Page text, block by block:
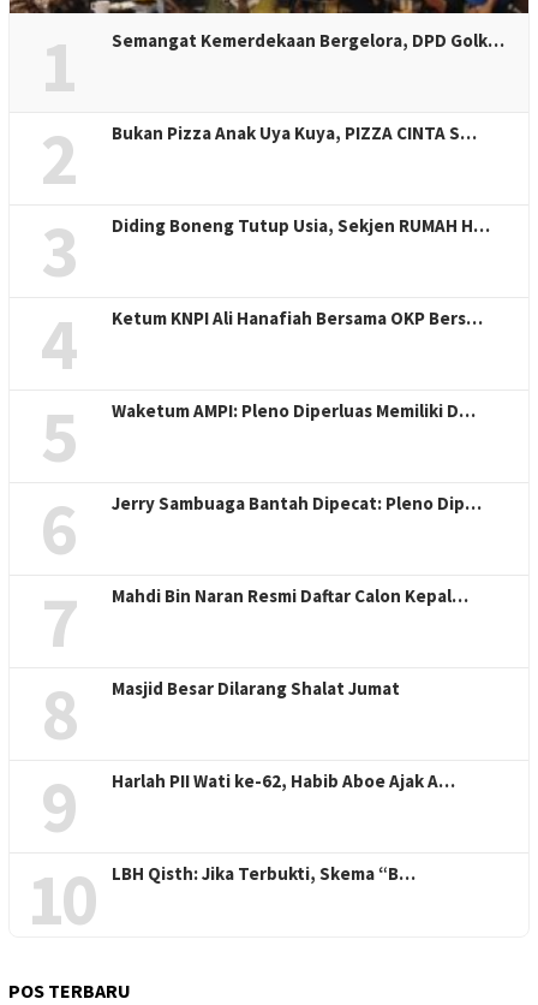
1 Semangat Kemerdekaan Bergelora, DPD Golk…
2 Bukan Pizza Anak Uya Kuya, PIZZA CINTA S…
3 Diding Boneng Tutup Usia, Sekjen RUMAH H…
4 Ketum KNPI Ali Hanafiah Bersama OKP Bers…
5 Waketum AMPI: Pleno Diperluas Memiliki D…
6 Jerry Sambuaga Bantah Dipecat: Pleno Dip…
7 Mahdi Bin Naran Resmi Daftar Calon Kepal…
8 Masjid Besar Dilarang Shalat Jumat
9 Harlah PII Wati ke-62, Habib Aboe Ajak A…
10 LBH Qisth: Jika Terbukti, Skema “B…
POS TERBARU